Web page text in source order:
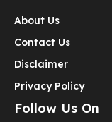
About Us
Contact Us
Disclaimer
Privacy Policy
Follow Us On